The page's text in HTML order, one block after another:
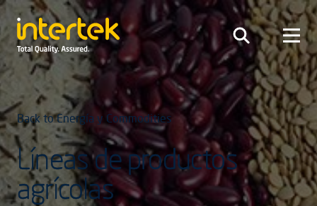
Back to Energía y Commodities
Líneas de productos
agrícolas